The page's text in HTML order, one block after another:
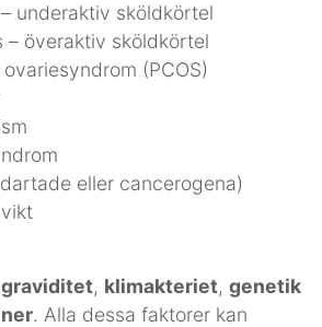
underaktiv sköldkörtel
– överaktiv sköldkörtel
(PCOS)
eller cancerogena)
graviditet, klimakteriet, genetik
. Alla dessa faktorer kan